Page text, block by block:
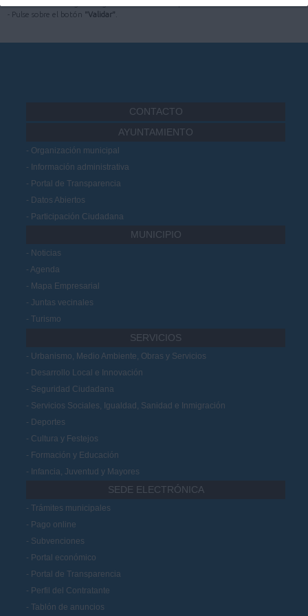
- Pulse sobre el botón "Validar"
CONTACTO
AYUNTAMIENTO
Organización municipal
Información administrativa
Portal de Transparencia
Datos Abiertos
Participación Ciudadana
MUNICIPIO
Noticias
Agenda
Mapa Empresarial
Juntas vecinales
Turismo
SERVICIOS
Urbanismo, Medio Ambiente, Obras y Servicios
Desarrollo Local e Innovación
Seguridad Ciudadana
Servicios Sociales, Igualdad, Sanidad e Inmigración
Deportes
Cultura y Festejos
Formación y Educación
Infancia, Juventud y Mayores
SEDE ELECTRÓNICA
Trámites municipales
Pago online
Subvenciones
Portal económico
Portal de Transparencia
Perfil del Contratante
Tablón de anuncios